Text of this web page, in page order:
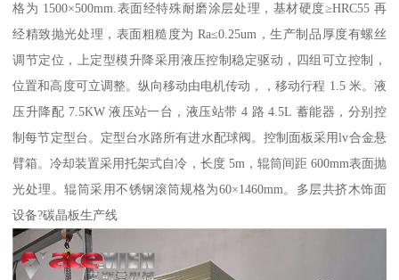
格为 1500×500mm.表面经特殊耐磨涂层处理，基材硬度≥HRC55 再
经精致抛光处理，表面粗糙度为 Ra≤0.25um，生产制品厚度有螺丝
调节定位，上定型模升降采用液压控制稳定驱动，四组可立控制，
位置和高度可立调整。纵向移动由电机传动，，移动行程 1.5 米。液
压升降配 7.5KW 液压站一台，液压站带 4 路 4.5L 蓄能器，分别控
制每节定型台。定型台水路所有进水配球阀。控制面板采用lv合金悬
臂箱。冷却装置采用托架式自冷，长度 5m，辊筒间距 600mm表面抛
光处理。辊筒采用不锈钢滚筒规格为60×1460mm。多层共挤木饰面
设备?碳晶板生产线